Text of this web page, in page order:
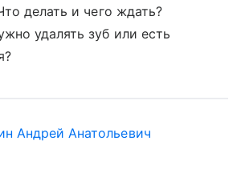
делать и чего ждать?
удалять зуб или есть
Андрей Анатольевич